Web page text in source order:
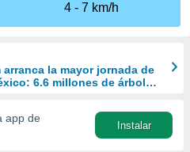
4
7 km/h
la mayor jornada de
6.6 millones de árboles
app de
Instalar